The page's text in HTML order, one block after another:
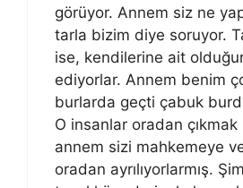
görüyor. Annem siz ne
tarla bizim diye soruyor.
ise, kendilerine ait
ediyorlar. Annem benim
burlarda geçti çabuk
O insanlar oradan
annem sizi mahkemeye
oradan ayrılıyorlarmış.